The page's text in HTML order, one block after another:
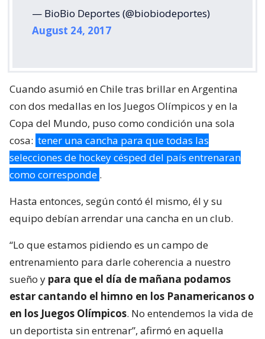
— BioBio Deportes (@biobiodeportes)
August 24, 2017
Cuando asumió en Chile tras brillar en Argentina
con dos medallas en los Juegos Olímpicos y en la
Copa del Mundo, puso como condición una sola
cosa: tener una cancha para que todas las
selecciones de hockey césped del país entrenaran
como corresponde .
Hasta entonces, según contó él mismo, él y su
equipo debían arrendar una cancha en un club.
“Lo que estamos pidiendo es un campo de
entrenamiento para darle coherencia a nuestro
sueño y para que el día de mañana podamos
estar cantando el himno en los Panamericanos o
en los Juegos Olímpicos. No entendemos la vida de
un deportista sin entrenar”, afirmó en aquella